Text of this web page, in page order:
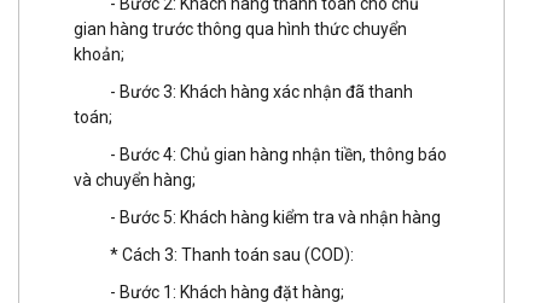
gian hàng trước thông qua hình thức chuyển
khoản;
- Bước 3: Khách hàng xác nhận đã thanh
toán;
- Bước 4: Chủ gian hàng nhận tiền, thông báo
và chuyển hàng;
- Bước 5: Khách hàng kiểm tra và nhận hàng
* Cách 3: Thanh toán sau (COD):
- Bước 1: Khách hàng đặt hàng;